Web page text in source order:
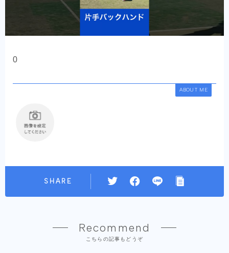
0
ABOUT ME
SHARE
Recommend
こちらの記事もどうぞ